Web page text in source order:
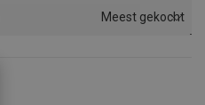
Meest gekocht